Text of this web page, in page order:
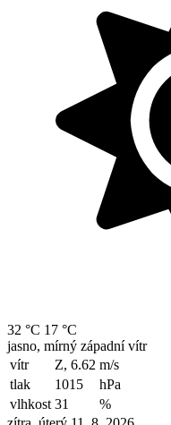
32 °C 17 °C
jasno, mírný západní vítr
vítr
Z, 6.62 m/s
tlak
1015
hPa
vlhkost 31
%